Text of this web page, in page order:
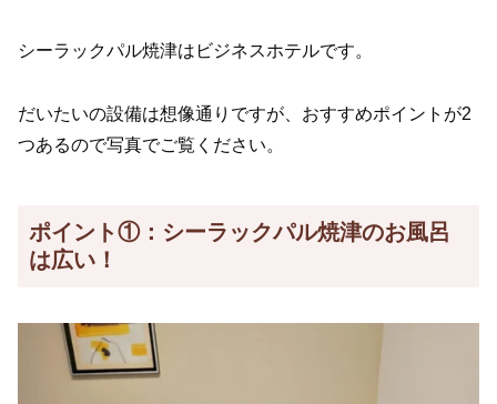
シーラックパル焼津はビジネスホテルです。
だいたいの設備は想像通りですが、おすすめポイントが2
つあるので写真でご覧ください。
ポイント①：シーラックパル焼津のお風呂
は広い！